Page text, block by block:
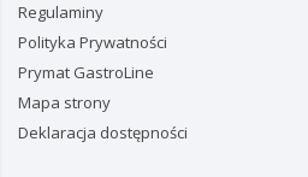
Regulaminy
Polityka Prywatności
Prymat GastroLine
Mapa strony
Deklaracja dostępności